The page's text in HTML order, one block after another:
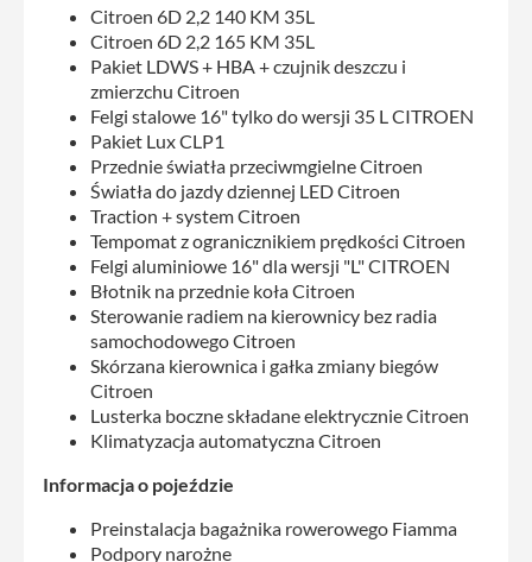
Citroen 6D 2,2 140 KM 35L
Citroen 6D 2,2 165 KM 35L
Pakiet LDWS + HBA + czujnik deszczu i
zmierzchu Citroen
Felgi stalowe 16" tylko do wersji 35 L CITROEN
Pakiet Lux CLP1
Przednie światła przeciwmgielne Citroen
Światła do jazdy dziennej LED Citroen
Traction + system Citroen
Tempomat z ogranicznikiem prędkości Citroen
Felgi aluminiowe 16" dla wersji "L" CITROEN
Błotnik na przednie koła Citroen
Sterowanie radiem na kierownicy bez radia
samochodowego Citroen
Skórzana kierownica i gałka zmiany biegów
Citroen
Lusterka boczne składane elektrycznie Citroen
Klimatyzacja automatyczna Citroen
Informacja o pojeździe
Preinstalacja bagażnika rowerowego Fiamma
Podpory narożne